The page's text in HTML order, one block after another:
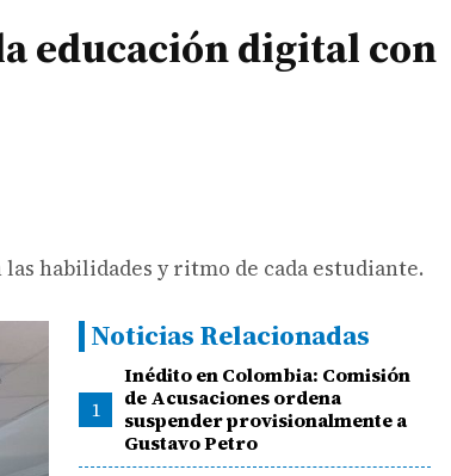
educación digital con
habilidades y ritmo de cada estudiante.
Noticias Relacionadas
1
Inédito en Colombia: Comisión
de Acusaciones ordena
suspender provisionalmente a
Gustavo Petro